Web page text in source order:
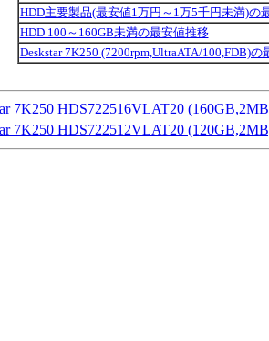
HDD主要製品(最安値1万円～1万5千円未満)の
HDD 100～160GB未満の最安値推移
Deskstar 7K250 (7200rpm,UltraATA/100,FDB)の
7K250 HDS722516VLAT20
7K250 HDS722512VLAT20